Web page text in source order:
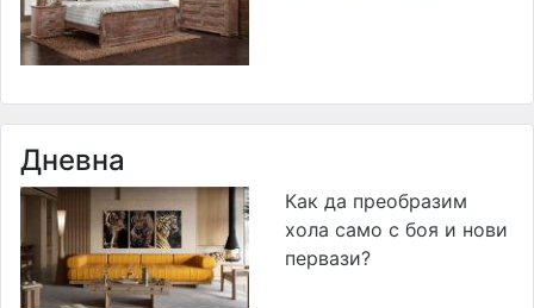
Дневна
Как да преобразим
хола само с боя и нови
первази?